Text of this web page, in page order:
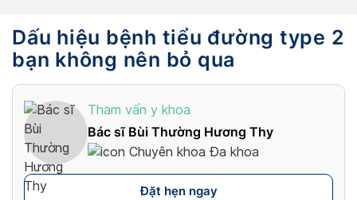
Dấu hiệu bệnh tiểu đường type 2
bạn không nên bỏ qua
Tham vấn y khoa
Bác sĩ Bùi Thường Hương Thy
Chuyên khoa Đa khoa
Đặt hẹn ngay